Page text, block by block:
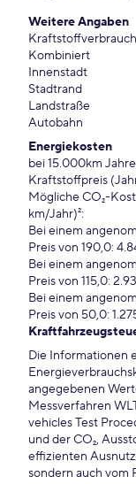
Weitere Angaben
Kraftstoffverbrauch
Kombiniert
Innenstadt
Stadtrand
Landstraße
Autobahn
Energiekosten
bei 15.000km
Kraftstoffpreis
Mögliche CO₂-
km/Jahr)²:
Bei einem
Preis von 190,0:
Bei einem
Preis von 115,0:
Bei einem
Preis von 50,0:
Die Informationen
angegebenen
Messverfahren
vehicles Test
und der CO₂,
effizienten
sondern auch vom